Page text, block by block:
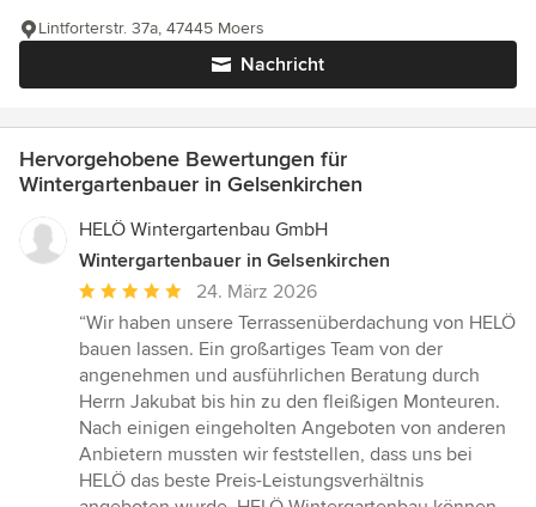
Nachricht
Lintforterstr. 37a, 47445 Moers
Hervorgehobene Bewertungen für
Wintergartenbauer in Gelsenkirchen
HELÖ Wintergartenbau GmbH
Wintergartenbauer in Gelsenkirchen
Durchschnittliche
Bewertung:
5
von
5
Sternen
24. März 2026
“Wir haben unsere Terrassenüberdachung von HELÖ
bauen lassen. Ein großartiges Team von der
angenehmen und ausführlichen Beratung durch
Herrn Jakubat bis hin zu den fleißigen Monteuren.
Nach einigen eingeholten Angeboten von anderen
Anbietern mussten wir feststellen, dass uns bei
HELÖ das beste Preis-Leistungsverhältnis